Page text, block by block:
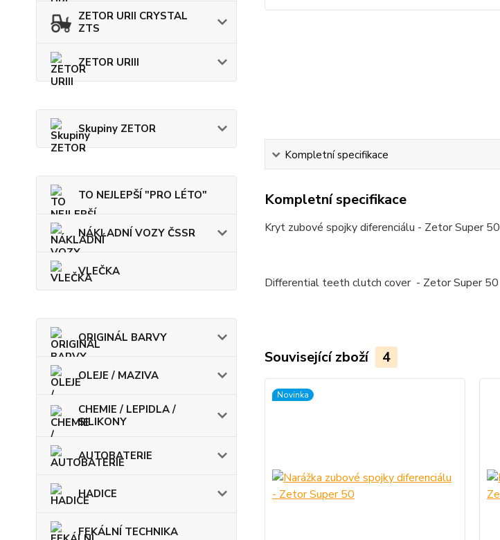
ZETOR URII CRYSTAL
ZTS
ZETOR URIII
Skupiny ZETOR
TO NEJLEPŠÍ "PRO LÉTO"
NÁKLADNÍ VOZY ČSSR
VLEČKA
ORIGINÁL BARVY
OLEJE / MAZIVA
CHEMIE / LEPIDLA /
SILIKONY
AUTOBATERIE
HADICE
FEKÁLNÍ TECHNIKA
Kompletní specifikace
Kompletní specifikace
Kryt zubové spojky diferenciálu - Zetor Super 50
Differential teeth clutch cover - Zetor Super 50
Související zboží 4
Novinka